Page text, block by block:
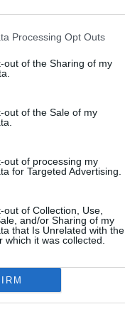
Processing Opt Outs
out of the Sharing of my
out of the Sale of my
out of processing my
for Targeted Advertising.
out of Collection, Use,
and/or Sharing of my
that Is Unrelated with the
which it was collected.